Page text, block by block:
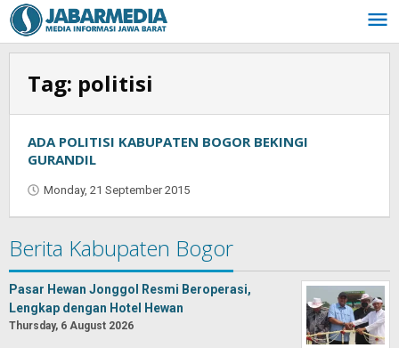
Skip
to
content
Tag: politisi
ADA POLITISI KABUPATEN BOGOR BEKINGI
GURANDIL
Monday, 21 September 2015
Berita Kabupaten Bogor
Pasar Hewan Jonggol Resmi Beroperasi,
Lengkap dengan Hotel Hewan
Thursday, 6 August 2026